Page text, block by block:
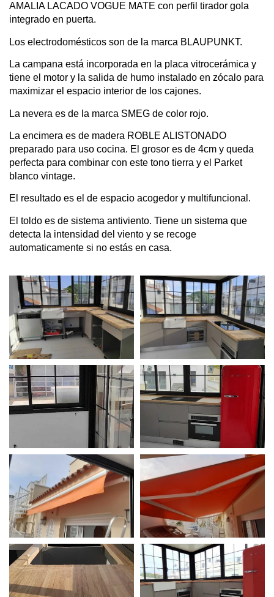
AMALIA LACADO VOGUE MATE con perfil tirador gola
integrado en puerta.
Los electrodomésticos son de la marca BLAUPUNKT.
La campana está incorporada en la placa vitrocerámica y
tiene el motor y la salida de humo instalado en zócalo para
maximizar el espacio interior de los cajones.
La nevera es de la marca SMEG de color rojo.
La encimera es de madera ROBLE ALISTONADO
preparado para uso cocina. El grosor es de 4cm y queda
perfecta para combinar con este tono tierra y el Parket
blanco vintage.
El resultado es el de espacio acogedor y multifuncional.
El toldo es de sistema antiviento. Tiene un sistema que
detecta la intensidad del viento y se recoge
automaticamente si no estás en casa.